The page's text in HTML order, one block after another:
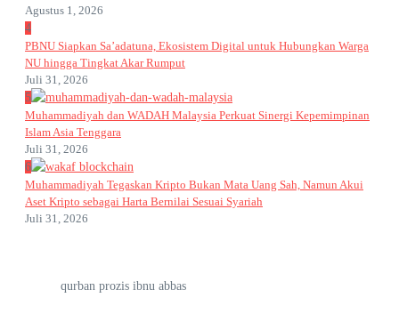
Agustus 1, 2026
4
PBNU Siapkan Sa’adatuna, Ekosistem Digital untuk Hubungkan Warga
NU hingga Tingkat Akar Rumput
Juli 31, 2026
5
Muhammadiyah dan WADAH Malaysia Perkuat Sinergi Kepemimpinan
Islam Asia Tenggara
Juli 31, 2026
6
Muhammadiyah Tegaskan Kripto Bukan Mata Uang Sah, Namun Akui
Aset Kripto sebagai Harta Bernilai Sesuai Syariah
Juli 31, 2026
qurban prozis ibnu abbas